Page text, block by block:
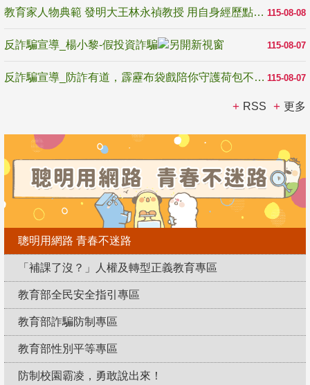
115-08-08
教育家人物典範 發明大王林永禎教授 用自身經歷點亮學生的路
115-08-07
反詐騙宣導_楊小黎-假投資詐騙
115-08-07
反詐騙宣導_防詐有道，霹靂布袋戲陪你守護荷包不受騙
RSS 更多
聰明用網路 青春不迷路
「補課了沒？」人權及轉型正義教育專區
教育部全民安全指引專區
教育部詐騙防制專區
教育部性別平等專區
防制校園霸凌，勇敢說出來！